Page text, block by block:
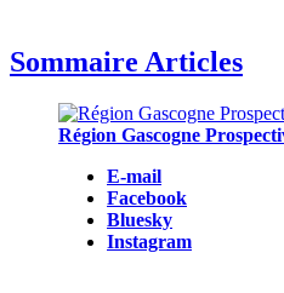
Sommaire Articles
Région Gascogne
E-mail
Facebook
Bluesky
Instagram